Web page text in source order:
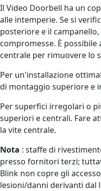
Il Video Doorbell ha un
alle intemperie. Se si
posteriore e il
compromesse. È
centrale per rimuovere lo
Per un'installazione
di montaggio superiore e
Per superfici irregolari o
superiori e centrali. Fare
la vite centrale.
Nota : staffe di
presso fornitori terzi;
Blink non copre gli
lesioni/danni derivanti dal